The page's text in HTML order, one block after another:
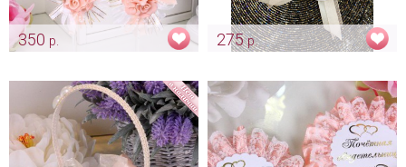
350 р.
Арт: bok_0289
275р.
Арт: sham_0138